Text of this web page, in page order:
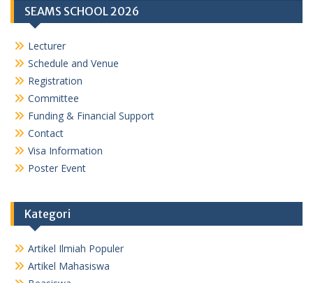
SEAMS SCHOOL 2026
Lecturer
Schedule and Venue
Registration
Committee
Funding & Financial Support
Contact
Visa Information
Poster Event
Kategori
Artikel Ilmiah Populer
Artikel Mahasiswa